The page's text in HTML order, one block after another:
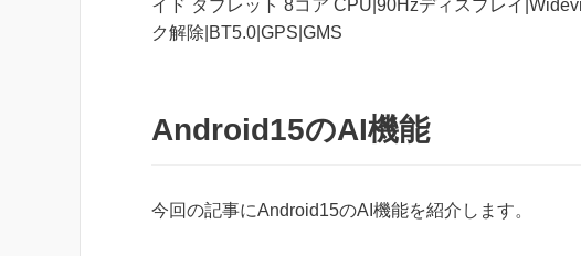
イド タブレット 8コア CPU|90Hzディスプレイ
ク解除|BT5.0|GPS|GMS
Android15のAI機能
今回の記事にAndroid15のAI機能を紹介します。